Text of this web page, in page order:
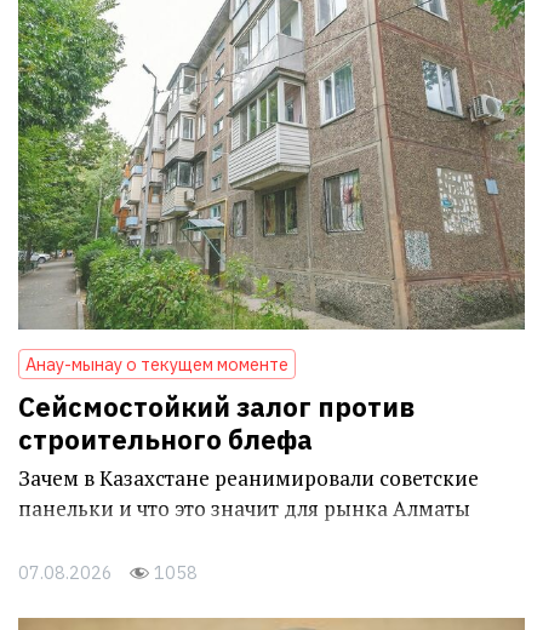
Анау-мынау о текущем моменте
Сейсмостойкий залог против
строительного блефа
Зачем в Казахстане реанимировали советские
панельки и что это значит для рынка Алматы
07.08.2026 1058